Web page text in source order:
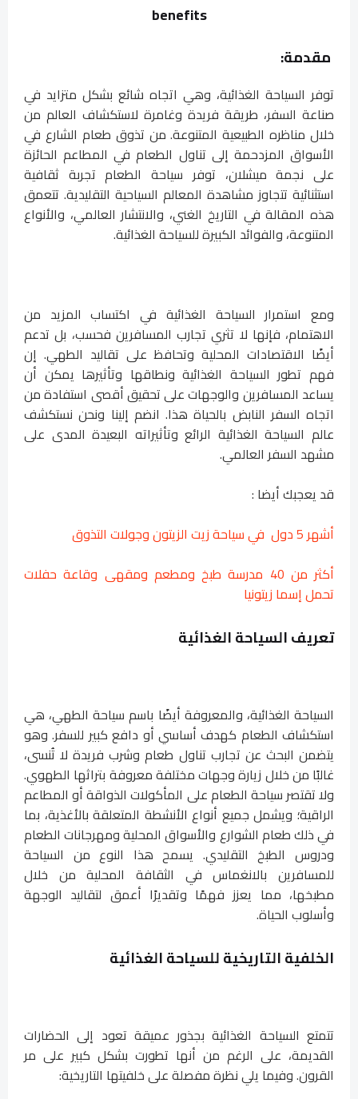
benefits
مقدمة:
توفر السياحة الغذائية، وهي اتجاه شائع بشكل متزايد في
صناعة السفر، طريقة فريدة وغامرة لاستكشاف العالم من
خلال مناظره الطبيعية المتنوعة. من تذوق طعام الشارع في
الأسواق المزدحمة إلى تناول الطعام في المطاعم الحائزة
على نجمة ميشلان، توفر سياحة الطعام تجربة ثقافية
استثنائية تتجاوز مشاهدة المعالم السياحية التقليدية. تتعمق
هذه المقالة في التاريخ الغني، والانتشار العالمي، والأنواع
المتنوعة، والفوائد الكبيرة للسياحة الغذائية.
ومع استمرار السياحة الغذائية في اكتساب المزيد من
الاهتمام، فإنها لا تثري تجارب المسافرين فحسب، بل تدعم
أيضًا الاقتصادات المحلية وتحافظ على تقاليد الطهي. إن
فهم تطور السياحة الغذائية ونطاقها وتأثيرها يمكن أن
يساعد المسافرين والوجهات على تحقيق أقصى استفادة من
اتجاه السفر النابض بالحياة هذا. انضم إلينا ونحن نستكشف
عالم السياحة الغذائية الرائع وتأثيراته البعيدة المدى على
مشهد السفر العالمي.
قد يعجبك أيضا :
أشهر 5 دول في سياحة زيت الزيتون وجولات التذوق
أكثر من 40 مدرسة طبخ ومطعم ومقهى وقاعة حفلات
تحمل إسما زيتونيا
تعريف السياحة الغذائية
السياحة الغذائية، والمعروفة أيضًا باسم سياحة الطهي، هي
استكشاف الطعام كهدف أساسي أو دافع كبير للسفر. وهو
يتضمن البحث عن تجارب تناول طعام وشرب فريدة لا تُنسى،
غالبًا من خلال زيارة وجهات مختلفة معروفة بتراثها الطهوي.
ولا تقتصر سياحة الطعام على المأكولات الذواقة أو المطاعم
الراقية؛ ويشمل جميع أنواع الأنشطة المتعلقة بالأغذية، بما
في ذلك طعام الشوارع والأسواق المحلية ومهرجانات الطعام
ودروس الطبخ التقليدي. يسمح هذا النوع من السياحة
للمسافرين بالانغماس في الثقافة المحلية من خلال
مطبخها، مما يعزز فهمًا وتقديرًا أعمق لتقاليد الوجهة
وأسلوب الحياة.
الخلفية التاريخية للسياحة الغذائية
تتمتع السياحة الغذائية بجذور عميقة تعود إلى الحضارات
القديمة، على الرغم من أنها تطورت بشكل كبير على مر
القرون. وفيما يلي نظرة مفصلة على خلفيتها التاريخية: